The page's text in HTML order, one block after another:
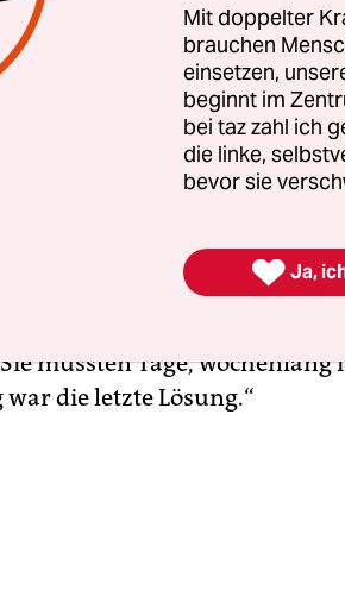
dass etwas falsch läuft. Um
umso mehr um den
Pflegerin
werden viele
bei der Arbeit
machen. Sie treffen
Menschen durch die
mussten Tage,
die letzte Lösung.“
Mit doppelter
brauchen
einsetzen,
beginnt im
bei taz zahl ich
die linke,
bevor sie
 Ja,